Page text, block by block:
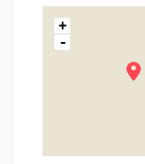
+
-